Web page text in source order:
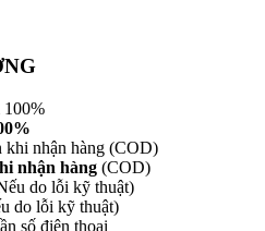
nhận hàng (COD)
do lỗi kỹ thuật)